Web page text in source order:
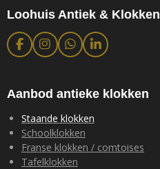
Loohuis Antiek & Klokken
F
a
b
o
k
I
n
a
r
a
m
W
h
s
p
p
L
i
e
Aanbod antieke klokken
Staande klokken
Schoolklokken
Franse klokken / comtoises
Tafelklokken